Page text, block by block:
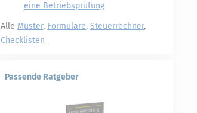
eine Betriebsprüfung
Alle Muster, Formulare, Steuerrechner,
Checklisten
Passende Ratgeber